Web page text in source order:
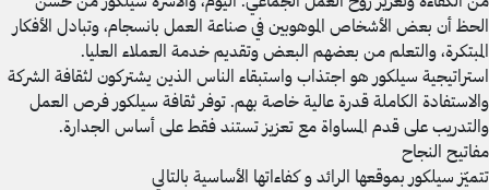
الحظ أن بعض الأشخاص الموهوبين في صناعة العمل بانسجام، وتبادل الأفكار
المبتكرة، والتعلم من بعضهم البعض وتقديم خدمة العملاء العليا.
استراتيجية سيلكور هو اجتذاب واستبقاء الناس الذين يشتركون لثقافة الشركة
والاستفادة الكاملة قدرة عالية خاصة بهم. توفر ثقافة سيلكور فرص العمل
والتدريب على قدم المساواة مع تعزيز تستند فقط على أساس الجدارة.
مفاتيح النجاح
تتميّز سيلكور بموقعها الرائد و كفاءاتها الأساسية بالتالي